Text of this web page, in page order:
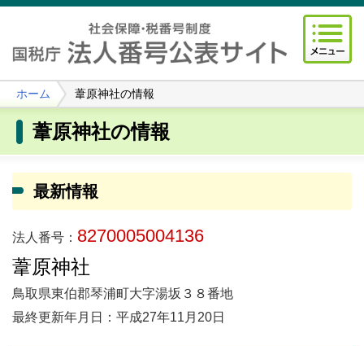
ホーム 葦原神社の情報
葦原神社の情報
最新情報
法人番号： 8270005004136
葦原神社
鳥取県東伯郡琴浦町大字湯坂３８番地
最終更新年月日：平成27年11月20日